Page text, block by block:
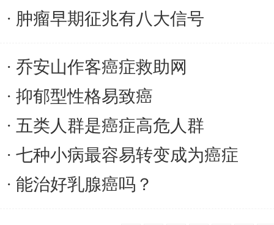
肿瘤早期征兆有八大信号
乔安山作客癌症救助网
抑郁型性格易致癌
五类人群是癌症高危人群
七种小病最容易转变成为癌症
能治好乳腺癌吗？